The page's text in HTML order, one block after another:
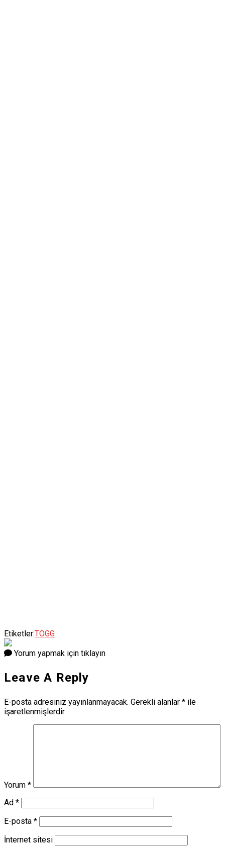
Etiketler:TOGG
Yorum yapmak için tıklayın
Leave A Reply
E-posta adresiniz yayınlanmayacak. Gerekli alanlar * ile
işaretlenmişlerdir
Yorum *
Ad *
E-posta *
İnternet sitesi